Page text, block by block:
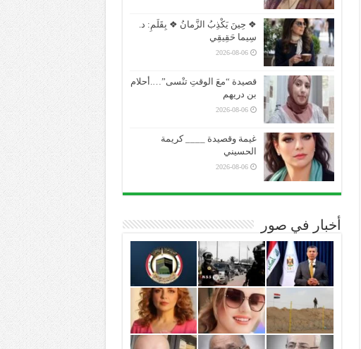
❖ حِينَ يَكْذِبُ الزَّمانُ ❖ بِقَلَمِ: د.
سِيما حَقِيقِي
2026-08-06
قصيدة “معَ الوقتِ تنْسى”….أحلام
بن دريهم
2026-08-06
غيمة وقصيدة ____ كريمة
الحسيني
2026-08-06
أخبار في صور